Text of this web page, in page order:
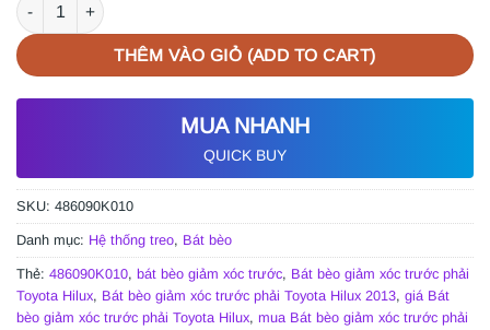
THÊM VÀO GIỎ (ADD TO CART)
MUA NHANH
QUICK BUY
SKU: 486090K010
Danh mục: Hệ thống treo, Bát bèo
Thẻ: 486090K010, bát bèo giảm xóc trước, Bát bèo giảm xóc trước phải
Toyota Hilux, Bát bèo giảm xóc trước phải Toyota Hilux 2013, giá Bát
bèo giảm xóc trước phải Toyota Hilux, mua Bát bèo giảm xóc trước phải